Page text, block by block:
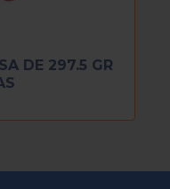
DE 297.5 GR